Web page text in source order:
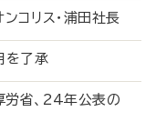
リス・浦田社長
用を了承
省、24年公表の